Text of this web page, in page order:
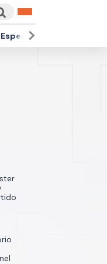
Espectáculos